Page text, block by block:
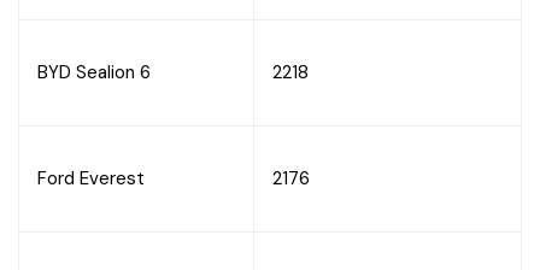
BYD Sealion 6 2218
Ford Everest 2176